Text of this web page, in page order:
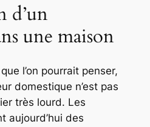
d’un
une maison
l’on pourrait penser,
domestique n’est pas
très lourd. Les
aujourd’hui des